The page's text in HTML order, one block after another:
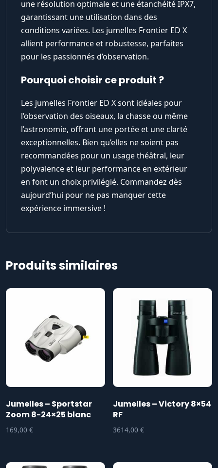
une résolution optimale et une étanchéité IPX7,
garantissant une utilisation dans des
conditions variées. Les jumelles Frontier ED X
allient performance et robustesse, parfaites
pour les passionnés d’observation.
Pourquoi choisir ce produit ?
Les jumelles Frontier ED X sont idéales pour
l’observation des oiseaux, la chasse ou même
l’astronomie, offrant une portée et une clarté
exceptionnelles. Bien qu’elles ne soient pas
recommandées pour un usage théâtral, leur
polyvalence et leur performance en extérieur
en font un choix privilégié. Commandez dès
aujourd’hui pour ne pas manquer cette
expérience immersive !
Produits similaires
Jumelles – Sportstar
Zoom 8-24×25 blanc
169,00 €
Jumelles – Victory 8×54
RF
3614,00€